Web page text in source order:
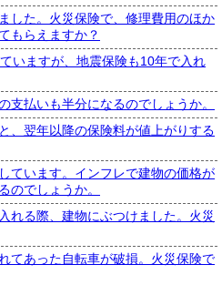
した。火災保険で、修理費用のほか
もらえますか？
いますが、地震保険も10年で入れ
支払いも半分になるのでしょうか。
、翌年以降の保険料が値上がりする
ています。インフレで建物の価格が
のでしょうか。
れる際、建物にぶつけました。火災
てあった自転車が破損。火災保険で